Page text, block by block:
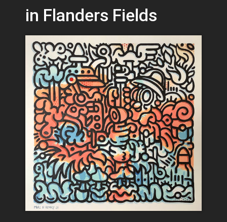
in Flanders Fields